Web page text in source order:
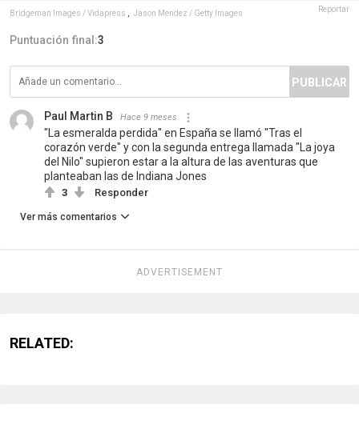
Bridgeman Images / Vidapress Jason Mendez / Getty Images Reportar
Puntuación final:3
PUBLICAR
Paul Martin B Hace 9 meses
"La esmeralda perdida" en España se llamó "Tras el
corazón verde" y con la segunda entrega llamada "La joya
del Nilo" supieron estar a la altura de las aventuras que
planteaban las de Indiana Jones
3 Responder
Ver más comentarios
ADVERTISEMENT
RELATED: